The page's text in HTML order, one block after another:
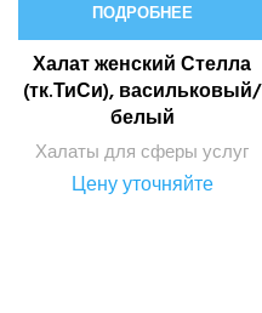
ПОДРОБНЕЕ
Халат женский Стелла
(тк.ТиСи), васильковый/
белый
Халаты для сферы услуг
Цену уточняйте